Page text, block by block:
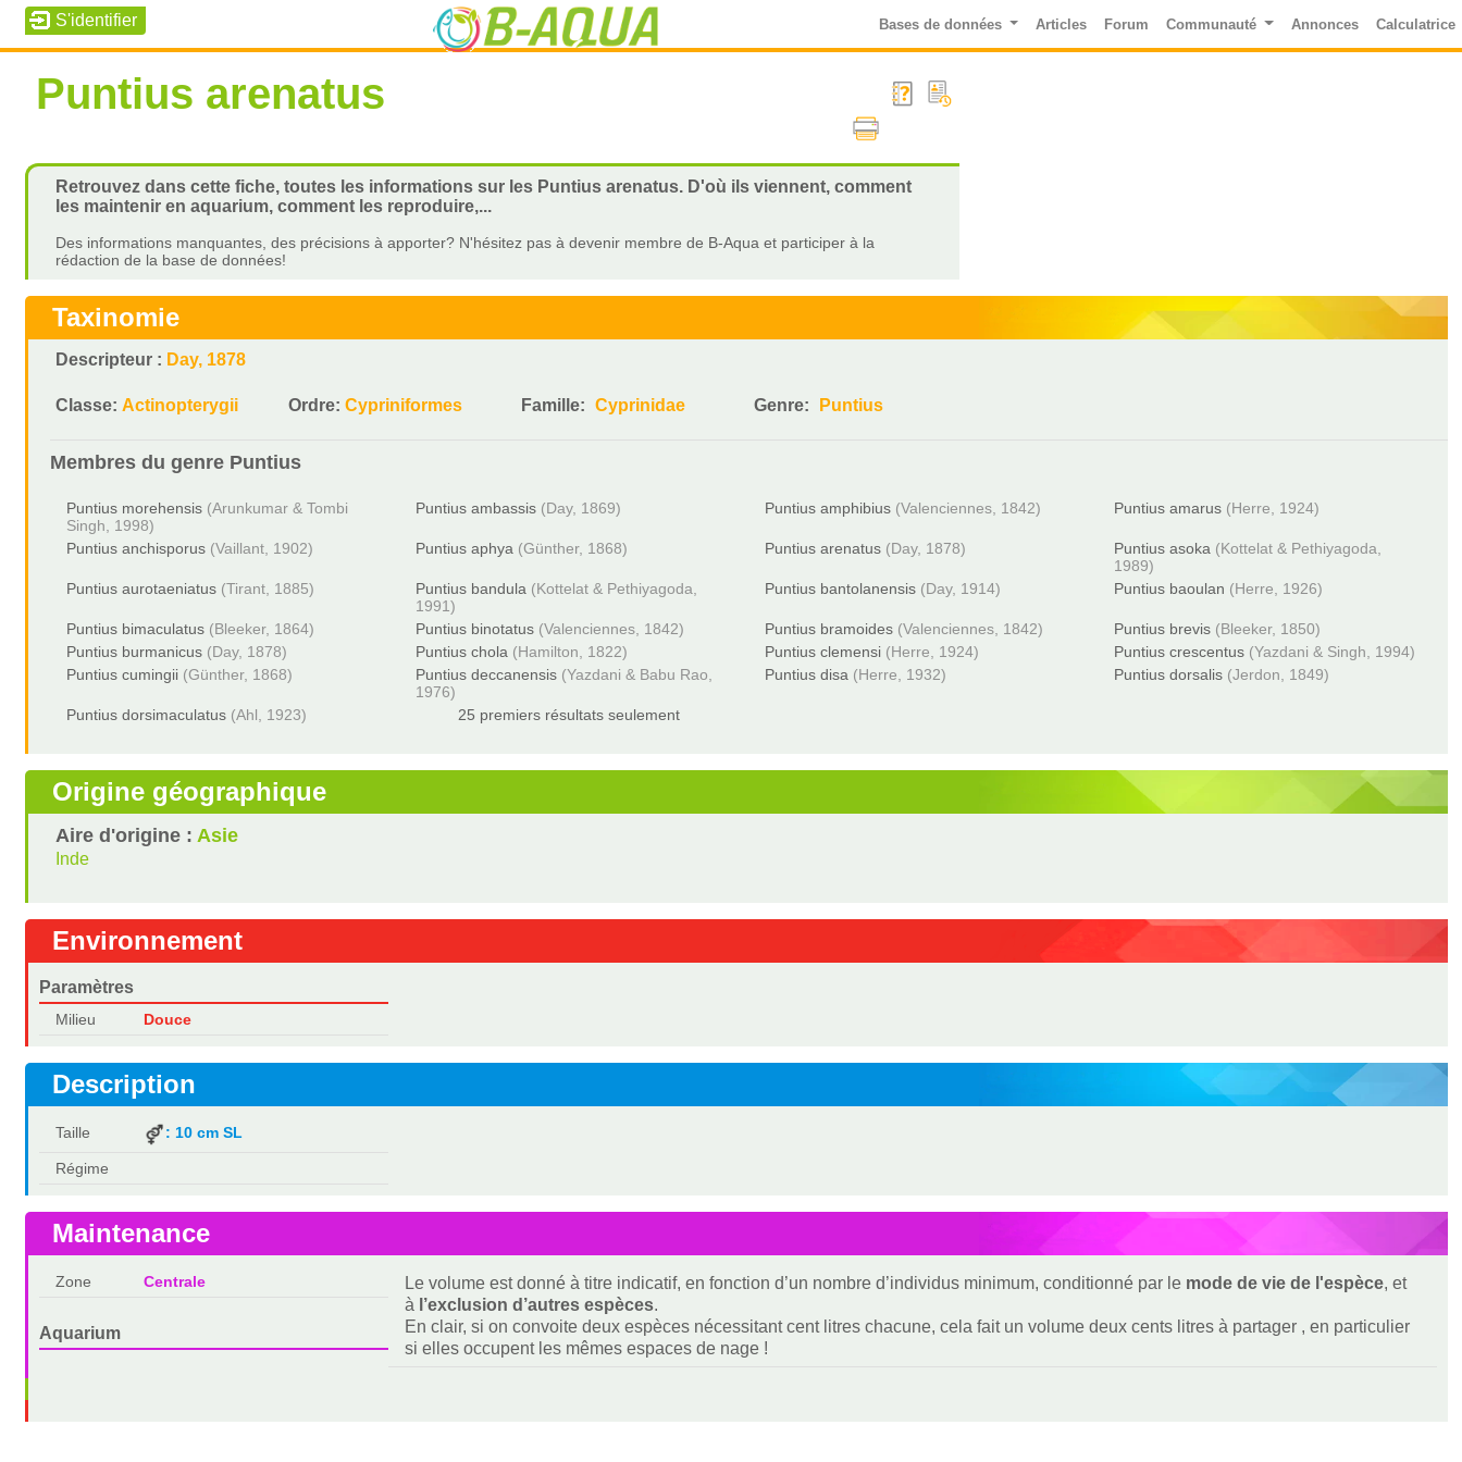
Bases de données Articles Forum Communauté Annonces Calculatrice
Puntius arenatus
Retrouvez dans cette fiche, toutes les informations sur les Puntius arenatus. D'où ils viennent, comment
les maintenir en aquarium, comment les reproduire,...
Des informations manquantes, des précisions à apporter? N'hésitez pas à devenir membre de B-Aqua et participer à la
rédaction de la base de données!
Taxinomie
Descripteur : Day, 1878
Classe:Actinopterygii Ordre:Cypriniformes Famille: Cyprinidae Genre: Puntius
Membres du genre Puntius
Puntius morehensis (Arunkumar & Tombi
Singh, 1998)
Puntius ambassis (Day, 1869) Puntius amphibius (Valenciennes, 1842) Puntius amarus (Herre, 1924)
Puntius anchisporus (Vaillant, 1902) Puntius aphya (Günther, 1868) Puntius arenatus (Day, 1878) Puntius asoka (Kottelat & Pethiyagoda,
1989)
Puntius aurotaeniatus (Tirant, 1885) Puntius bandula (Kottelat & Pethiyagoda,
1991)
Puntius bantolanensis (Day, 1914) Puntius baoulan (Herre, 1926)
Puntius bimaculatus (Bleeker, 1864) Puntius binotatus (Valenciennes, 1842) Puntius bramoides (Valenciennes, 1842) Puntius brevis (Bleeker, 1850)
Puntius burmanicus (Day, 1878) Puntius chola (Hamilton, 1822) Puntius clemensi (Herre, 1924) Puntius crescentus (Yazdani & Singh, 1994)
Puntius cumingii (Günther, 1868) Puntius deccanensis (Yazdani & Babu Rao,
1976)
Puntius disa (Herre, 1932) Puntius dorsalis (Jerdon, 1849)
Puntius dorsimaculatus (Ahl, 1923) 25 premiers résultats seulement
Origine géographique
Aire d'origine :Asie
Inde
Environnement
Paramètres
Milieu Douce
Description
Taille : 10 cm SL
Régime
Maintenance
Zone Centrale
Aquarium
Le volume est donné à titre indicatif, en fonction d’un nombre d’individus minimum, conditionné par le mode de vie de l'espèce, et
à l’exclusion d’autres espèces.
En clair, si on convoite deux espèces nécessitant cent litres chacune, cela fait un volume deux cents litres à partager , en particulier
si elles occupent les mêmes espaces de nage !